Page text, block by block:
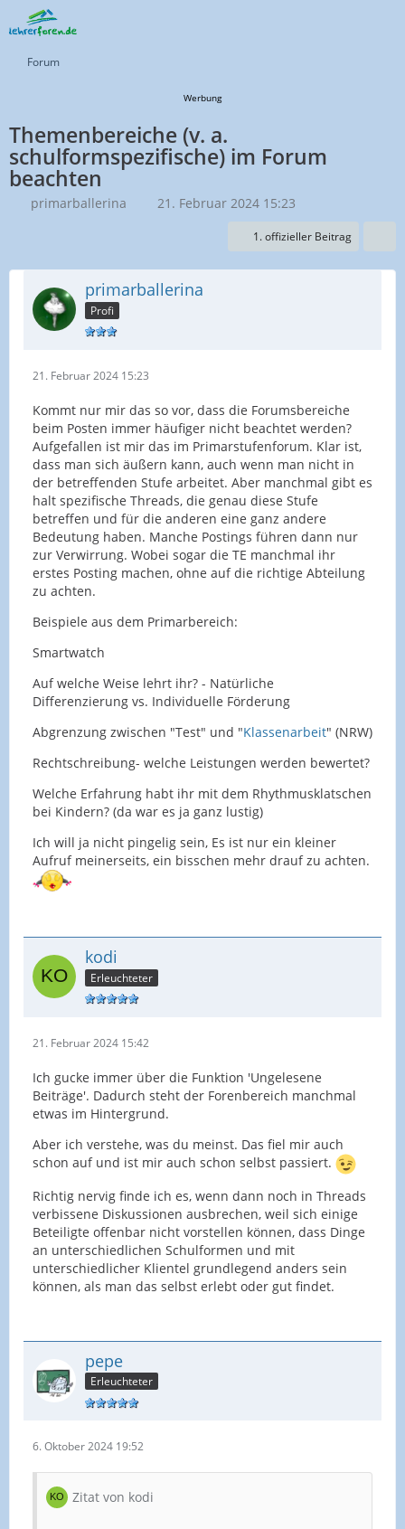
Forum
Werbung
Themenbereiche (v. a.
schulformspezifische) im Forum
beachten
primarballerina 21. Februar 2024 15:23
1. offizieller Beitrag
primarballerina
Profi
21. Februar 2024 15:23
Kommt nur mir das so vor, dass die Forumsbereiche
beim Posten immer häufiger nicht beachtet werden?
Aufgefallen ist mir das im Primarstufenforum. Klar ist,
dass man sich äußern kann, auch wenn man nicht in
der betreffenden Stufe arbeitet. Aber manchmal gibt es
halt spezifische Threads, die genau diese Stufe
betreffen und für die anderen eine ganz andere
Bedeutung haben. Manche Postings führen dann nur
zur Verwirrung. Wobei sogar die TE manchmal ihr
erstes Posting machen, ohne auf die richtige Abteilung
zu achten.
Beispiele aus dem Primarbereich:
Smartwatch
Auf welche Weise lehrt ihr? - Natürliche
Differenzierung vs. Individuelle Förderung
Abgrenzung zwischen "Test" und "Klassenarbeit" (NRW)
Rechtschreibung- welche Leistungen werden bewertet?
Welche Erfahrung habt ihr mit dem Rhythmusklatschen
bei Kindern? (da war es ja ganz lustig)
Ich will ja nicht pingelig sein, Es ist nur ein kleiner
Aufruf meinerseits, ein bisschen mehr drauf zu achten.
kodi
Erleuchteter
21. Februar 2024 15:42
Ich gucke immer über die Funktion 'Ungelesene
Beiträge'. Dadurch steht der Forenbereich manchmal
etwas im Hintergrund.
Aber ich verstehe, was du meinst. Das fiel mir auch
schon auf und ist mir auch schon selbst passiert.
Richtig nervig finde ich es, wenn dann noch in Threads
verbissene Diskussionen ausbrechen, weil sich einige
Beteiligte offenbar nicht vorstellen können, dass Dinge
an unterschiedlichen Schulformen und mit
unterschiedlicher Klientel grundlegend anders sein
können, als man das selbst erlebt oder gut findet.
pepe
Erleuchteter
6. Oktober 2024 19:52
Zitat von kodi